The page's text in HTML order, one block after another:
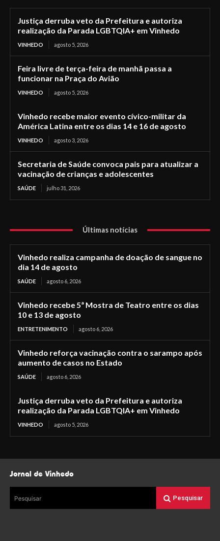
Justiça derruba veto da Prefeitura e autoriza
realização da Parada LGBTQIA+ em Vinhedo
VINHEDO agosto 5, 2026
Feira livre de terça-feira de manhã passa a
funcionar na Praça do Avião
VINHEDO agosto 5, 2026
Vinhedo recebe maior evento cívico-militar da
América Latina entre os dias 14 e 16 de agosto
VINHEDO agosto 3, 2026
Secretaria de Saúde convoca pais para atualizar a
vacinação de crianças e adolescentes
SAÚDE julho 31, 2026
Últimas notícias
Vinhedo realiza campanha de doação de sangue no
dia 14 de agosto
SAÚDE agosto 6, 2026
Vinhedo recebe 5ª Mostra de Teatro entre os dias
10 e 13 de agosto
ENTRETENIMENTO agosto 6, 2026
Vinhedo reforça vacinação contra o sarampo após
aumento de casos no Estado
SAÚDE agosto 6, 2026
Justiça derruba veto da Prefeitura e autoriza
realização da Parada LGBTQIA+ em Vinhedo
VINHEDO agosto 5, 2026
Jornal de Vinhedo
Pesquisar Pesquisar